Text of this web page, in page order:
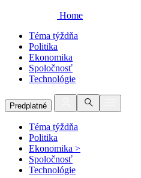
Home
Téma týždňa
Politika
Ekonomika
Spoločnosť
Technológie
Predplatné
Téma týždňa
Politika
Ekonomika >
Spoločnosť
Technológie